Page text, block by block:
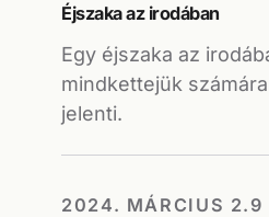
Éjszaka az irodában
Egy éjszaka az
mindkettejük
jelenti.
2024. MÁRCIUS 2. 9